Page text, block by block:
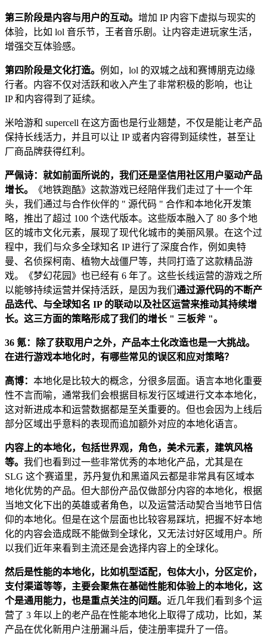
第三阶段是内容与用户的互动。 增加 IP 内容下虚拟与现实的
体验，比如 lol 音乐节，王者音乐剧。让内容走进玩家生活，
增强交互体验感。
第四阶段是文化打造。 例如，lol 的双城之战和赛博朋克边缘
行者。内容不仅对活跃和收入产生了非常积极的影响，也让
IP 和内容得到了延续。
米哈游和 supercell 在这方面也是行业翘楚，不仅是能让老产品
保持长线活力，并且可以让 IP 或者内容得到延续性，甚至让
厂商品牌获得红利。
严佩诗：就如前面所说的，我们还是坚信用社区用户驱动产品
增长。
《地铁跑酷》这款游戏已经陪伴我们走过了十一个年
头，我们通过与合作伙伴的 " 源代码 " 合作和本地化开发策
略，推出了超过 100 个迭代版本。这些版本融入了 80 多个地
区的城市文化元素，展现了现代化城市的美丽风景。在这个过
程中，我们与众多全球知名 IP 进行了深度合作，例如奥特
曼、名侦探柯南、植物大战僵尸等，共同打造了这款精品游
戏。《梦幻花园》也已经有 6 年了。这些长线运营的游戏之所
以能够持续运营并保持活跃，是因为我们 通过源代码的不断产
品迭代、与全球知名 IP 的联动以及社区运营来推动其持续增
长。这三方面的策略形成了我们的增长 " 三板斧 "。
36 氪：除了获取用户之外，产品本土化改造也是一大挑战。
在进行游戏本地化时，有哪些常见的误区和应对策略？
高博： 本地化是比较大的概念，分很多层面。语言本地化重要
性不言而喻，通常我们会根据目标发行区域进行文本本地化，
这对新进成本和运营数据都是至关重要的。但也会因为上线后
部分区域出乎意料的表现而追加额外对应的本地化语言。
内容上的本地化，包括世界观，角色，美术元素，建筑风格
等。 我们也看到过一些非常优秀的本地化产品，尤其是在
SLG 这个赛道里，苏丹复仇和黑道风云都是非常具有区域本
地化优势的产品。但大部份产品仅做部分内容的本地化，根据
当地文化下出的英雄或者角色，以及运营活动契合当地节日信
仰的本地化。但是在这个层面也比较容易踩坑，把握不好本地
化的内容会造成既不能做到全球化，又无法讨好区域用户。所
以我们近年来看到主流还是会选择内容上的全球化。
然后是性能的本地化，比如机型适配，包体大小，分区定价，
支付渠道等等，主要会聚焦在基础性能和体验上的本地化，这
个是通用能力，也是重点关注的问题。 近几年我们看到多个运
营了 3 年以上的老产品在性能本地化上取得了成功，比如，某
产品在优化新用户注册漏斗后，使注册率提升了一倍。